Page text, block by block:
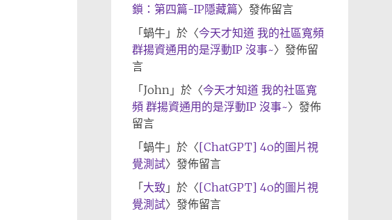
鎖：第四篇-IP隱藏篇〉發佈留言
「 蝸牛」於〈今天才知道 我的社區寬頻
群揚資通用的是浮動IP 沒事~〉發佈留
言
「 John」於〈今天才知道 我的社區寬
頻 群揚資通用的是浮動IP 沒事~〉發佈
留言
「 蝸牛」於〈[ChatGPT] 4o的圖片視
覺測試〉發佈留言
「 大致 」於〈[ChatGPT] 4o的圖片視
覺測試〉發佈留言